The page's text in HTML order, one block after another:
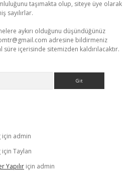
taşımakta olup, siteye üye olarak
sayılırlar.
aykırı olduğunu düşündüğünüz
adresine bildirmeniz
içerisinde sitemizden kaldırılacaktır.
için admin
için Taylan
Yapılır için admin